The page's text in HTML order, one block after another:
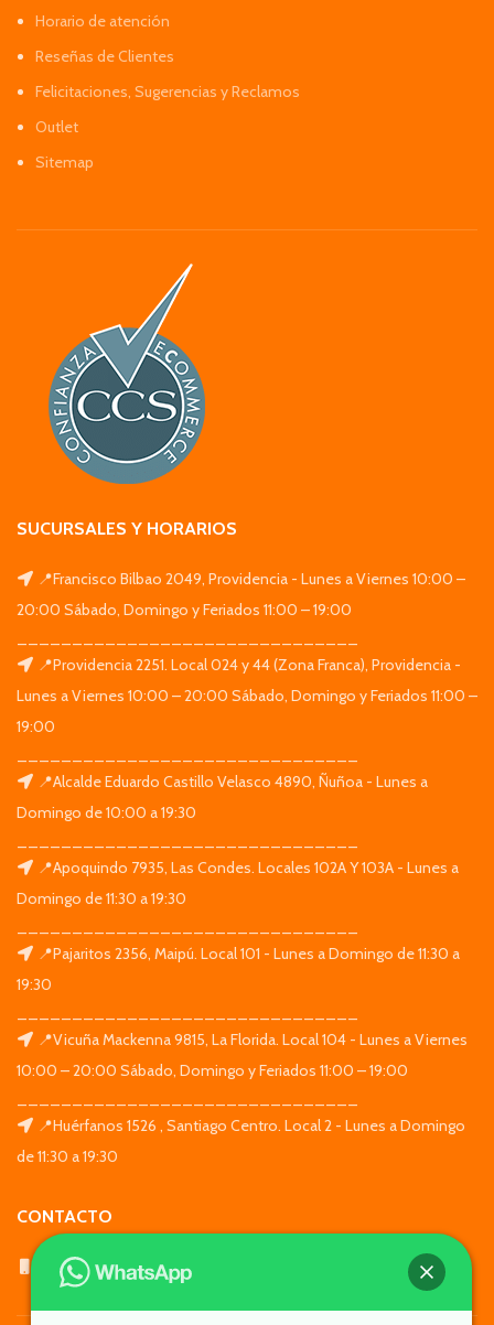
Horario de atención
Reseñas de Clientes
Felicitaciones, Sugerencias y Reclamos
Outlet
Sitemap
SUCURSALES Y HORARIOS
📍Francisco Bilbao 2049, Providencia - Lunes a Viernes 10:00 –
20:00 Sábado, Domingo y Feriados 11:00 – 19:00
📍Providencia 2251. Local 024 y 44 (Zona Franca), Providencia -
Lunes a Viernes 10:00 – 20:00 Sábado, Domingo y Feriados 11:00 –
19:00
📍Alcalde Eduardo Castillo Velasco 4890, Ñuñoa - Lunes a
Domingo de 10:00 a 19:30
📍Apoquindo 7935, Las Condes. Locales 102A Y 103A - Lunes a
Domingo de 11:30 a 19:30
📍Pajaritos 2356, Maipú. Local 101 - Lunes a Domingo de 11:30 a
19:30
📍Vicuña Mackenna 9815, La Florida. Local 104 - Lunes a Viernes
10:00 – 20:00 Sábado, Domingo y Feriados 11:00 – 19:00
📍Huérfanos 1526 , Santiago Centro. Local 2 - Lunes a Domingo
de 11:30 a 19:30
CONTACTO
WhatsApp: +569 7564 4676